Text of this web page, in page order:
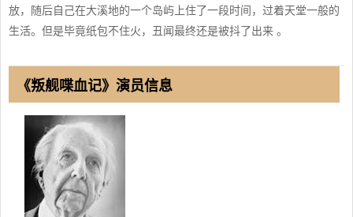
放，随后自己在大溪地的一个岛屿上住了一段时间，过着天堂一般的
生活。但是毕竟纸包不住火，丑闻最终还是被抖了出来 。
《叛舰喋血记》演员信息